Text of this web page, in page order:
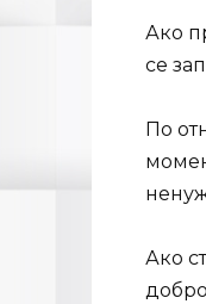
Ако
се
По
Ако